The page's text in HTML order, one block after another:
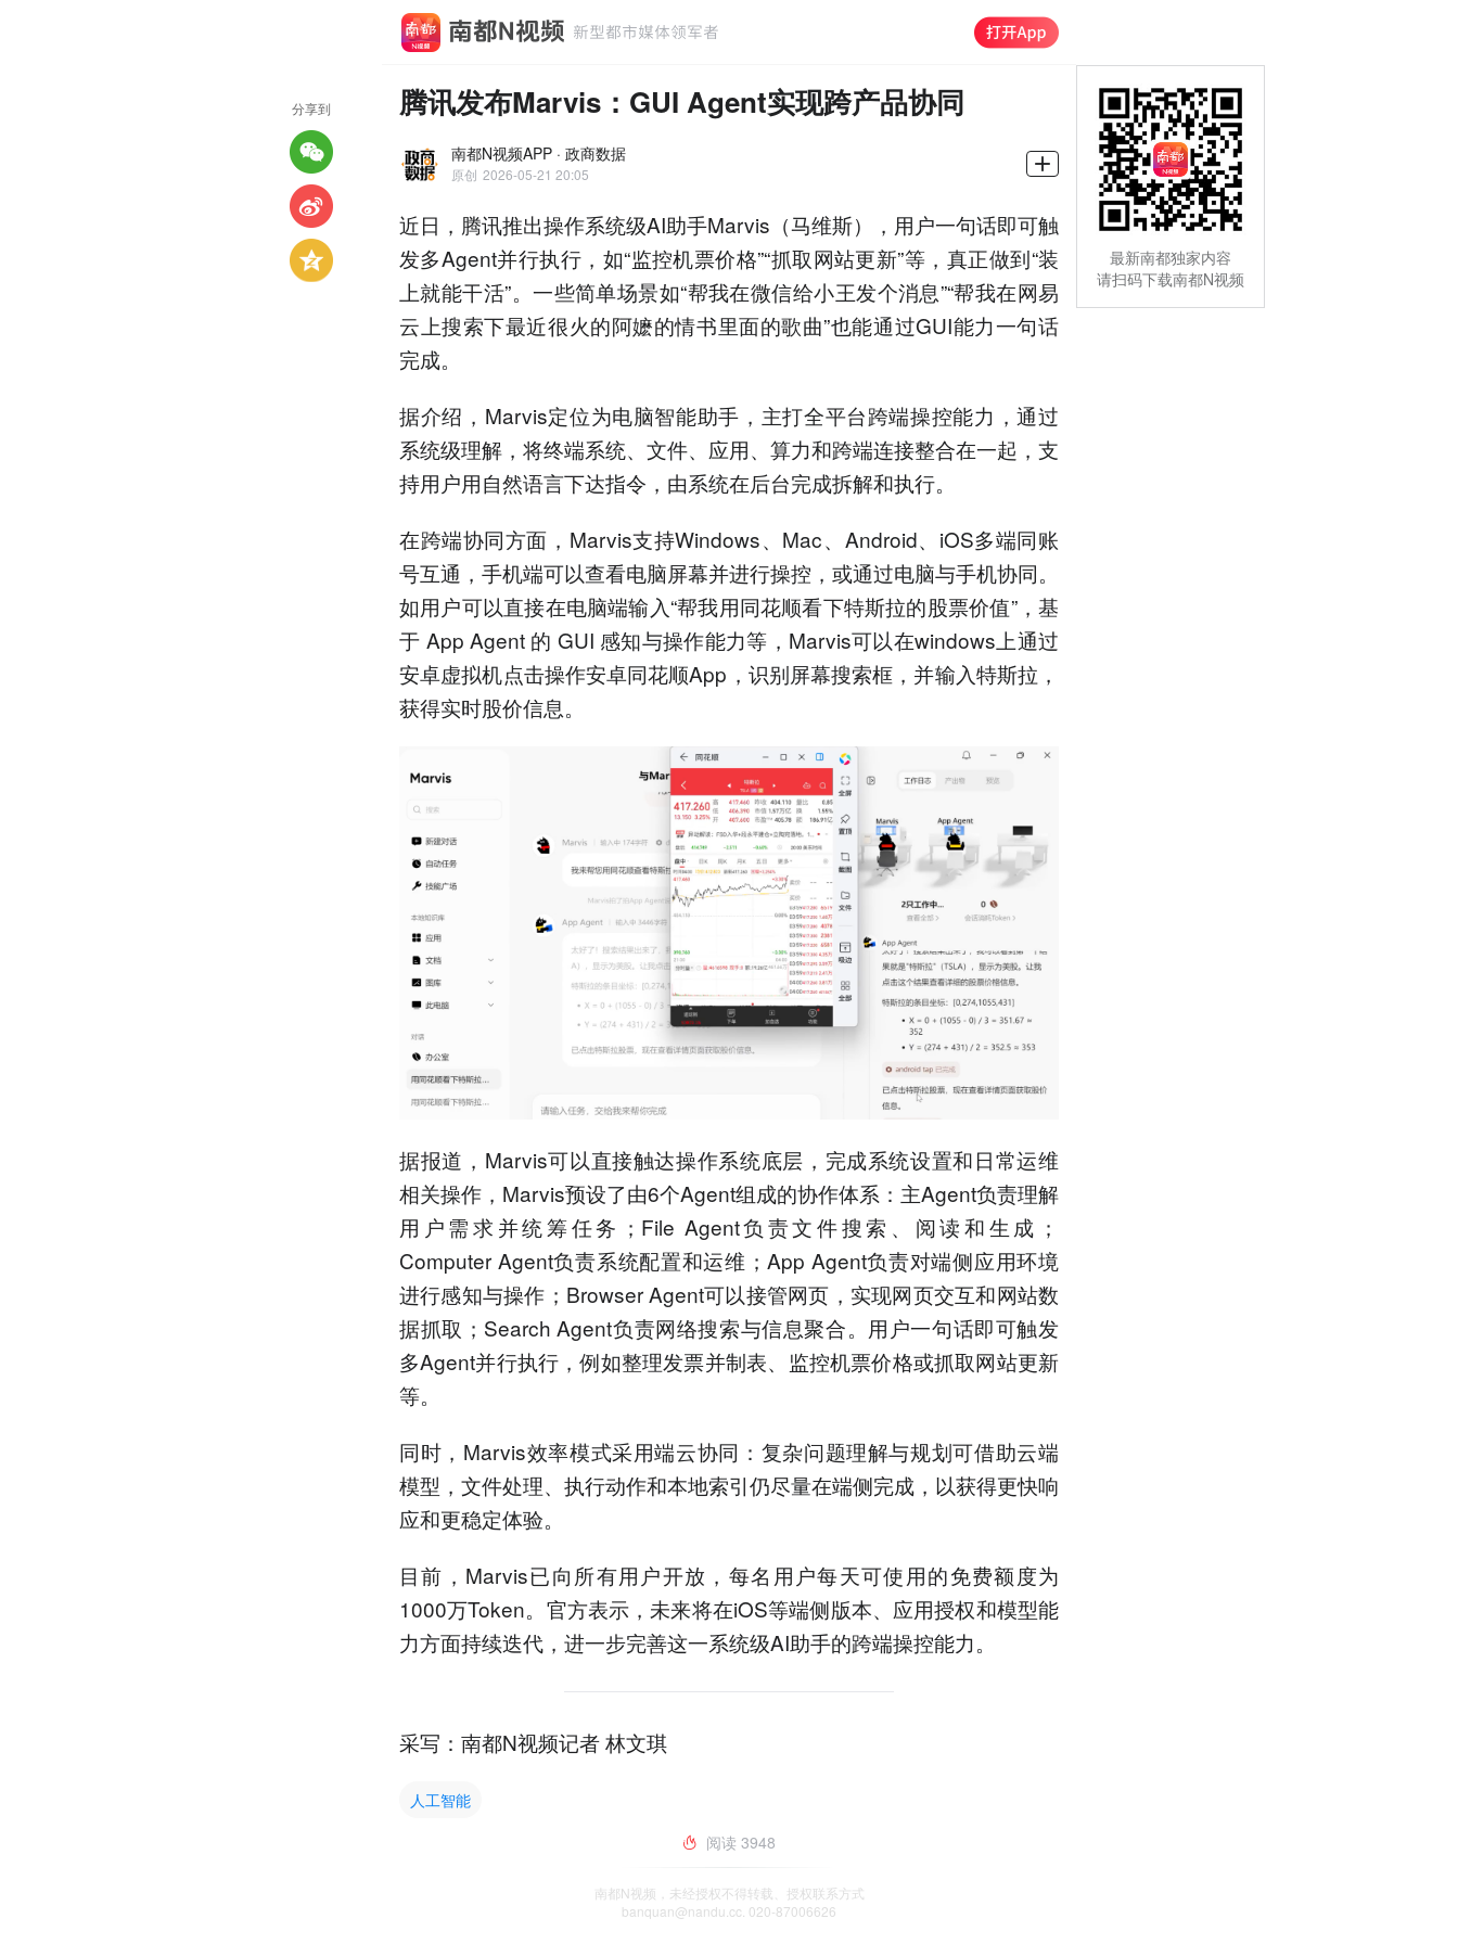
腾讯发布Marvis：GUI Agent实现跨产品协同
南都N视频APP · 政商数据
原创 2026-05-21 20:05
近日，腾讯推出操作系统级AI助手Marvis（马维斯），用户一句话即可触
发多Agent并行执行，如“监控机票价格”“抓取网站更新”等，真正做到“装
上就能干活”。一些简单场景如“帮我在微信给小王发个消息”“帮我在网易
云上搜索下最近很火的阿嬷的情书里面的歌曲”也能通过GUI能力一句话
完成。
据介绍，Marvis定位为电脑智能助手，主打全平台跨端操控能力，通过
系统级理解，将终端系统、文件、应用、算力和跨端连接整合在一起，支
持用户用自然语言下达指令，由系统在后台完成拆解和执行。
在跨端协同方面，Marvis支持Windows、Mac、Android、iOS多端同账
号互通，手机端可以查看电脑屏幕并进行操控，或通过电脑与手机协同。
如用户可以直接在电脑端输入“帮我用同花顺看下特斯拉的股票价值”，基
于 App Agent 的 GUI 感知与操作能力等，Marvis可以在windows上通过
安卓虚拟机点击操作安卓同花顺App，识别屏幕搜索框，并输入特斯拉，
获得实时股价信息。
据报道，Marvis可以直接触达操作系统底层，完成系统设置和日常运维
相关操作，Marvis预设了由6个Agent组成的协作体系：主Agent负责理解
用户需求并统筹任务；File Agent负责文件搜索、阅读和生成；
Computer Agent负责系统配置和运维；App Agent负责对端侧应用环境
进行感知与操作；Browser Agent可以接管网页，实现网页交互和网站数
据抓取；Search Agent负责网络搜索与信息聚合。用户一句话即可触发
多Agent并行执行，例如整理发票并制表、监控机票价格或抓取网站更新
等。
同时，Marvis效率模式采用端云协同：复杂问题理解与规划可借助云端
模型，文件处理、执行动作和本地索引仍尽量在端侧完成，以获得更快响
应和更稳定体验。
目前，Marvis已向所有用户开放，每名用户每天可使用的免费额度为
1000万Token。官方表示，未来将在iOS等端侧版本、应用授权和模型能
力方面持续迭代，进一步完善这一系统级AI助手的跨端操控能力。
采写：南都N视频记者 林文琪
人工智能
阅读 3948
南都N视频，未经授权不得转载、授权联系方式
banquan@nandu.cc. 020-87006626
分享到
最新南都独家内容
请扫码下载南都N视频